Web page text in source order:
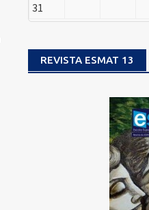
31
REVISTA ESMAT 13